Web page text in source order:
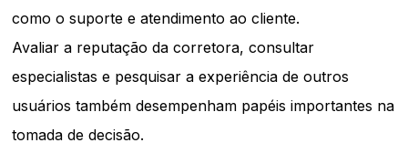
como o suporte e atendimento ao cliente.
Avaliar a reputação da corretora, consultar
especialistas e pesquisar a experiência de outros
usuários também desempenham papéis importantes na
tomada de decisão.